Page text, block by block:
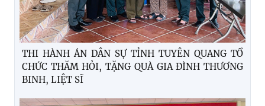
THI HÀNH ÁN DÂN SỰ TỈNH TUYÊN QUANG TỔ
CHỨC THĂM HỎI, TẶNG QUÀ GIA ĐÌNH THƯƠNG
BINH, LIỆT SĨ